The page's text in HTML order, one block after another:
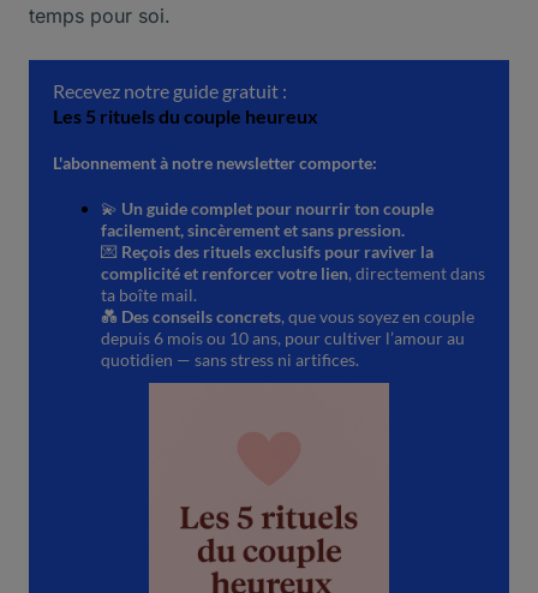
temps pour soi.